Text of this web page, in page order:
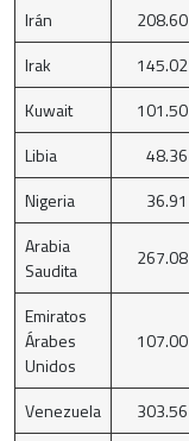
Irán 208.60
Irak
145.02
Kuwait
101.50
Libia
48.36
Nigeria
36.91
Arabia
Saudita
267.08
Emiratos
Árabes
Unidos
107.00
Venezuela 303.56